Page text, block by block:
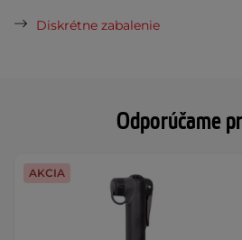
Odporúčame
AKCIA
Diskrétne zabalenie